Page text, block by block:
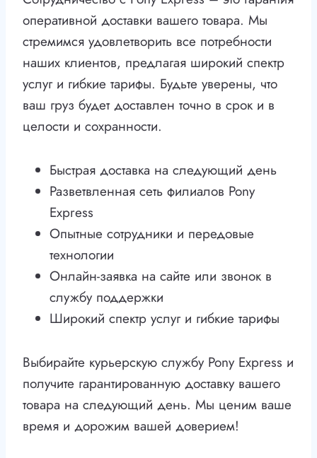
оперативной доставки вашего товара. Мы
стремимся удовлетворить все потребности
наших клиентов, предлагая широкий спектр
услуг и гибкие тарифы. Будьте уверены, что
ваш груз будет доставлен точно в срок и в
целости и сохранности.
Быстрая доставка на следующий день
Разветвленная сеть филиалов Pony
Express
Опытные сотрудники и передовые
технологии
Онлайн-заявка на сайте или звонок в
службу поддержки
Широкий спектр услуг и гибкие тарифы
Выбирайте курьерскую службу Pony Express и
получите гарантированную доставку вашего
товара на следующий день. Мы ценим ваше
время и дорожим вашей доверием!